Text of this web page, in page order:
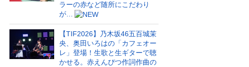
ラーの赤など随所にこだわり
が…
【TIF2026】乃木坂46五百城茉
央、奥田いろはの「カフェオー
レ」登場！生歌と生ギターで聴
かせる。赤えんぴつ作詞作曲の